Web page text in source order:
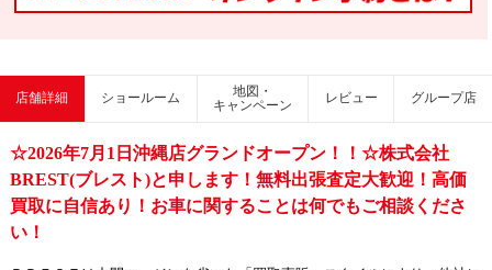
店舗詳細 ショールーム
地図・
キャンペーン
レビュー グループ店
☆2026年7月1日沖縄店グランドオープン！！☆株式会社
BREST(ブレスト)と申します！無料出張査定大歓迎！高価
買取に自信あり！お車に関することは何でもご相談くださ
い！